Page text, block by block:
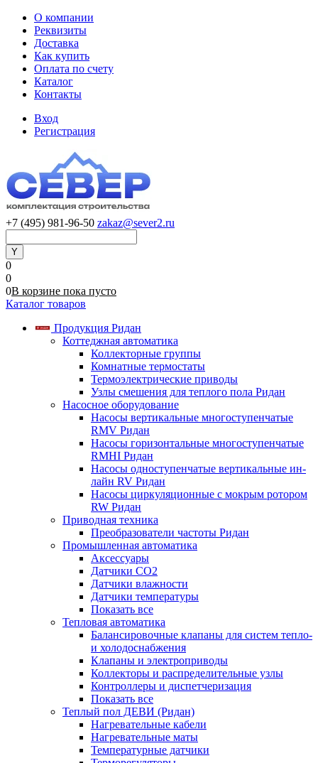
О компании
Реквизиты
Доставка
Как купить
Оплата по счету
Каталог
Контакты
Вход
Регистрация
+7 (495) 981-96-50 zakaz@sever2.ru
0
0
0В корзине пока пусто
Каталог товаров
Продукция Ридан
Коттеджная автоматика
Коллекторные группы
Комнатные термостаты
Термоэлектрические приводы
Узлы смешения для теплого пола Ридан
Насосное оборудование
Насосы вертикальные многоступенчатые
RMV Ридан
Насосы горизонтальные многоступенчатые
RMHI Ридан
Насосы одноступенчатые вертикальные ин-
лайн RV Ридан
Насосы циркуляционные с мокрым ротором
RW Ридан
Приводная техника
Преобразователи частоты Ридан
Промышленная автоматика
Аксессуары
Датчики CO2
Датчики влажности
Датчики температуры
Показать все
Тепловая автоматика
Балансировочные клапаны для систем тепло-
и холодоснабжения
Клапаны и электроприводы
Коллекторы и распределительные узлы
Контроллеры и диспетчеризация
Показать все
Теплый пол ДЕВИ (Ридан)
Нагревательные кабели
Нагревательные маты
Температурные датчики